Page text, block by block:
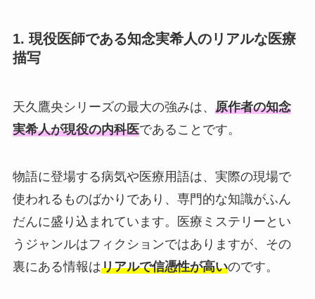
1. 現役医師である知念実希人のリアルな医療
描写
天久鷹央シリーズの最大の強みは、 原作者の知念
実希人が現役の内科医であることです。
物語に登場する病気や医療用語は、実際の現場で
使われるものばかりであり、専門的な知識がふん
だんに盛り込まれています。医療ミステリーとい
うジャンルはフィクションではありますが、その
裏にある情報はリアルで信憑性が高いのです。